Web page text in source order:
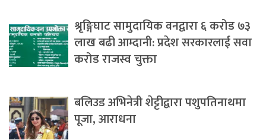
श्रृङ्गिघाट सामुदायिक वनद्वारा ६ करोड ७३
लाख बढी आम्दानी: प्रदेश सरकारलाई सवा
करोड राजस्व चुक्ता
बलिउड अभिनेत्री शेट्टीद्वारा पशुपतिनाथमा
पूजा, आराधना